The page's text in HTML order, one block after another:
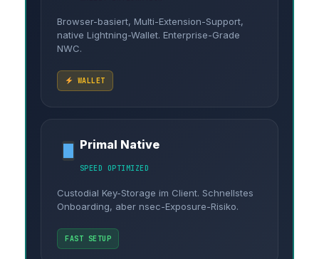
Browser-basiert, Multi-Extension-Support,
native Lightning-Wallet. Enterprise-Grade
NWC.
WALLET
Primal Native
SPEED OPTIMIZED
Custodial Key-Storage im Client. Schnellstes
Onboarding, aber nsec-Exposure-Risiko.
FAST SETUP